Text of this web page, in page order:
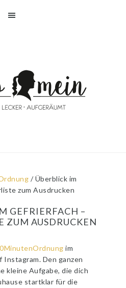
/ Überblick im
zum Ausdrucken
GEFRIERFACH –
ZUM AUSDRUCKEN
im
Den ganzen
kleine Aufgabe, die dich
startklar für die